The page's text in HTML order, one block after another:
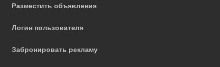
Разместить объявления
Логин пользователя
Забронировать рекламу